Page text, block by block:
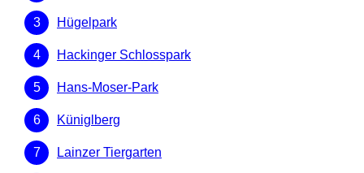
Hügelpark
Hackinger Schlosspark
Hans-Moser-Park
Küniglberg
Lainzer Tiergarten